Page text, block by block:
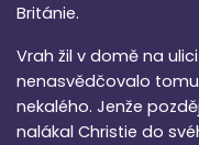
Británie.
Vrah žil v domě na
nenasvědčovalo
nekalého. Jenže
nalákal Christie do